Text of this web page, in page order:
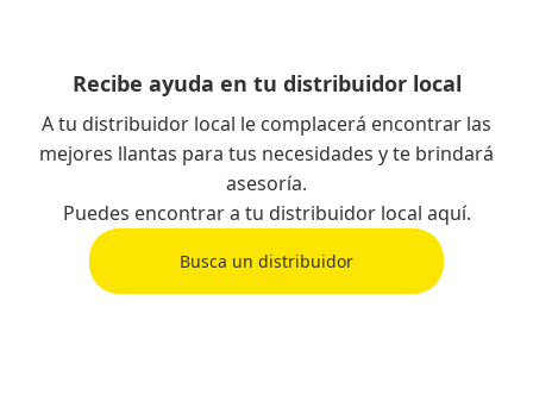
Recibe ayuda en tu distribuidor local
A tu distribuidor local le complacerá encontrar las
mejores llantas para tus necesidades y te brindará
asesoría.
Puedes encontrar a tu distribuidor local aquí.
Busca un distribuidor